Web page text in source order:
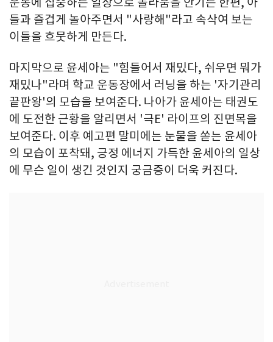
들과 즐겁게 놀아주면서 "사랑해"라고 속삭여 보는
이들을 흐뭇하게 만든다.
마지막으로 윤세아는 "힘들어서 재밌다, 쉬우면 뭐가
재밌나"라며 학교 운동장에서 러닝을 하는 '자기관리
끝판왕'의 모습을 보여준다. 나아가 윤세아는 태권도
에 도전한 근황을 알리면서 '극E' 라이프의 진면목을
보여준다. 이후 예고편 말미에는 눈물을 쏟는 윤세아
의 모습이 포착돼, 긍정 에너지 가득한 윤세아의 일상
에 무슨 일이 생긴 것인지 궁금증이 더욱 커진다.